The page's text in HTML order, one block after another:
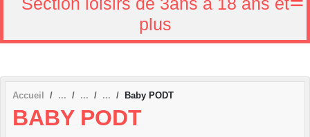
plus
Accueil Baby PODT
BABY PODT